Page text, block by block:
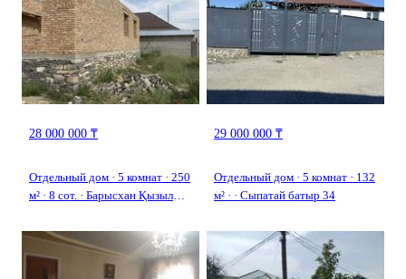
28 000 000 ₸
Отдельный дом · 5 комнат · 250
м² · 8 сот. · Барысхан Қызыл
29 000 000 ₸
Отдельный дом · 5 комнат · 132
м² · · Сыпатай батыр 34